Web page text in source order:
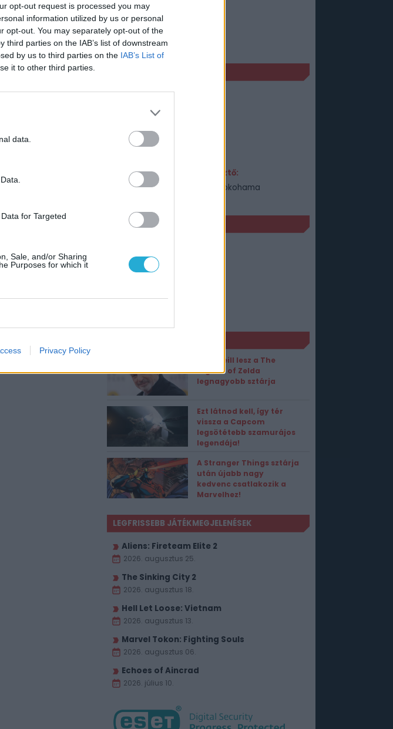
opt-out request is processed you may
information utilized by us or personal
opt-out. You may separately opt-out of the
parties on the IAB’s list of downstream
by us to third parties on the IAB’s List of
it to other third parties.
data.
for Targeted
Sale, and/or Sharing
Purposes for which it
Privacy Policy
WWE '13
Fejlesztő:
Yuke's Yokohama
MEGJELENÉS
2012. november 02.
PS3
XBOX 360
Sam Neill lesz a The
Legend of Zelda
legnagyobb sztárja
Ezt látnod kell, így tér
vissza a Capcom
legsötétebb szamurájos
legendája!
A Stranger Things sztárja
után újabb nagy
kedvenc csatlakozik a
Marvelhez!
LEGFRISSEBB JÁTÉKMEGJELENÉSEK
Aliens: Fireteam Elite 2
2026. augusztus 25.
The Sinking City 2
2026. augusztus 18.
Hell Let Loose: Vietnam
2026. augusztus 13.
Marvel Tokon: Fighting Souls
2026. augusztus 06.
Echoes of Aincrad
2026. július 10.